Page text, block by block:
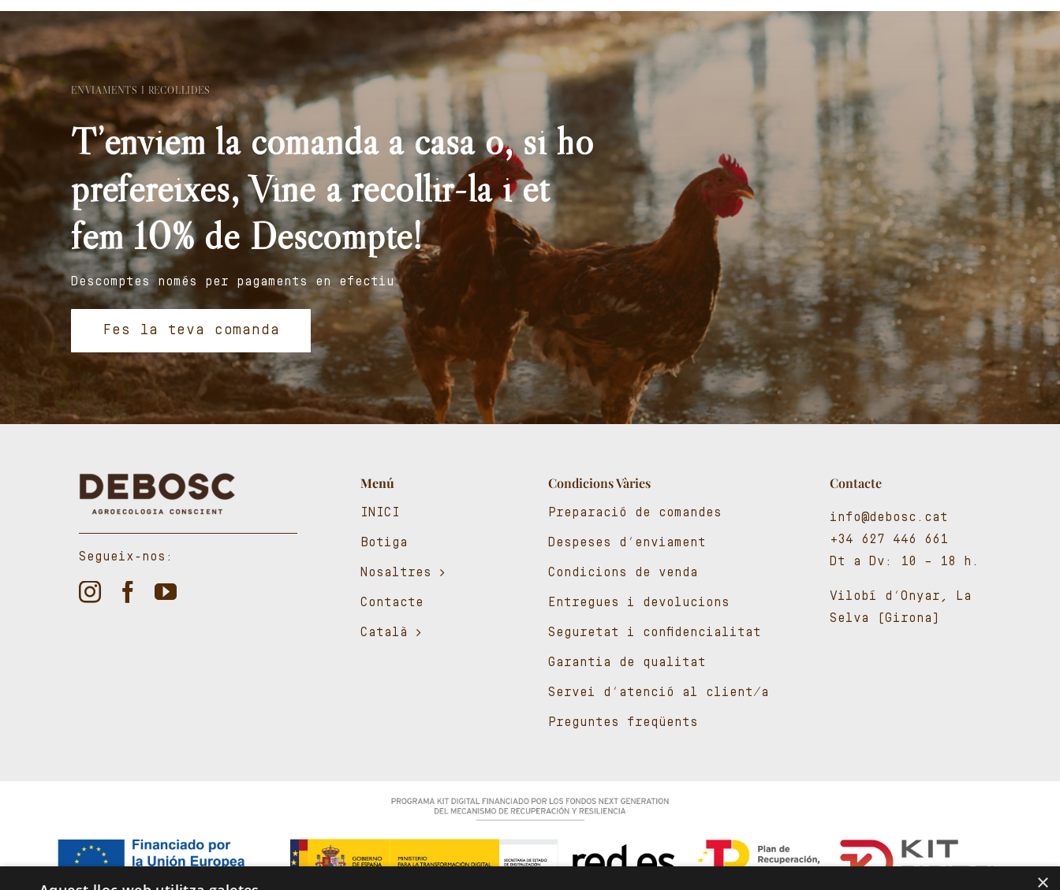
ENVIAMENTS I RECOLLIDES
T’enviem la comanda a casa o, si ho
prefereixes, Vine a recollir-la i et
fem 10% de Descompte!
Descomptes només per pagaments en efectiu
Fes la teva comanda
Segueix-nos:
Menú
INICI
Botiga
Nosaltres
Contacte
Català
Condicions Vàries
Preparació de comandes
Despeses d’enviament
Condicions de venda
Entregues i devolucions
Seguretat i confidencialitat
Garantia de qualitat
Servei d’atenció al client/a
Preguntes freqüents
Contacte
info@debosc.cat
+34 627 446 661
Dt a Dv: 10 – 18 h.
Vilobí d’Onyar, La
Selva (Girona)
×